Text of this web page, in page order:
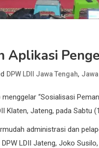
Aplikasi
DPW LDII Jawa Tengah,
“Sosialisasi
Klaten, Jateng, pada Sabtu
administrasi dan
LDII Jateng, Joko